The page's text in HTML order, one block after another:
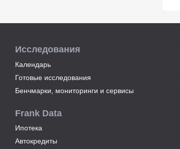
Исследования
Календарь
Готовые исследования
Бенчмарки, мониторинги и сервисы
Frank Data
Ипотека
Автокредиты